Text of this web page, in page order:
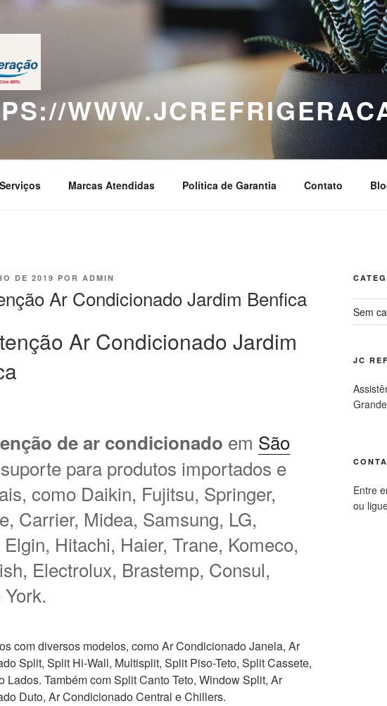
Serviços Marcas Atendidas Política de Garantia Contato
DE 2019 POR ADMIN
Ar Condicionado Jardim Benfica
Ar Condicionado Jardim
de ar condicionado em São
para produtos importados e
como Daikin, Fujitsu, Springer,
Carrier, Midea, Samsung, LG,
Hitachi, Haier, Trane, Komeco,
Electrolux, Brastemp, Consul,
com diversos modelos, como Ar Condicionado Janela, Ar
Split, Split Hi-Wall, Multisplit, Split Piso-Teto, Split Cassete,
Lados. Também com Split Canto Teto, Window Split, Ar
Duto, Ar Condicionado Central e Chillers.
Sem
JC
Entre
ou